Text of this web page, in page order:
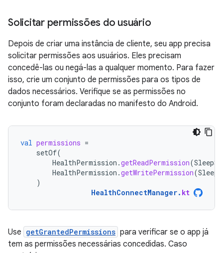
Solicitar permissões do usuário
Depois de criar uma instância de cliente, seu app precisa
solicitar permissões aos usuários. Eles precisam
concedê-las ou negá-las a qualquer momento. Para fazer
isso, crie um conjunto de permissões para os tipos de
dados necessários. Verifique se as permissões no
conjunto foram declaradas no manifesto do Android.
val permissions =
setOf(
HealthPermission .getReadPermission(
HealthPermission .getWritePermission(
)
HealthConnectManager. kt
Use getGrantedPermissions para verificar se o app já
tem as permissões necessárias concedidas. Caso